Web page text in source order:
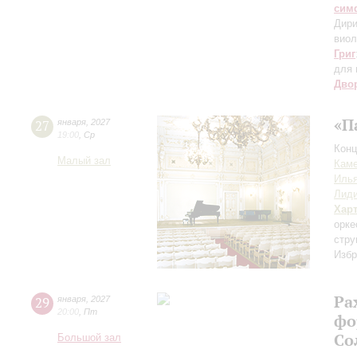
Григ
для
27 января 2027
19:00 Ср
Малый зал
29 января 2027
20:00 Пт
Большой зал